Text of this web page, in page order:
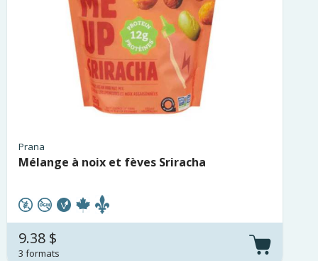
Prana
Mélange à noix et fèves Sriracha
9.38 $
3 formats